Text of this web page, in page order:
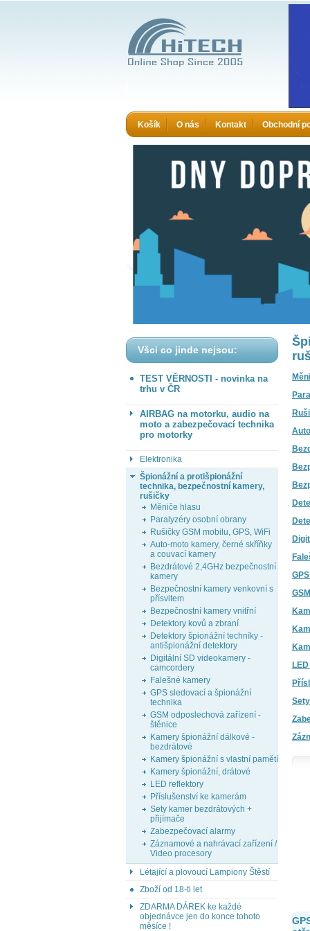
Košík O nás Kontakt Obchodní
Všci co jinde nejsou:
TEST VĚRNOSTI - novinka na
trhu v ČR
AIRBAG na motorku, audio na
moto a zabezpečovací technika
pro motorky
Elektronika
Špionážní a protišpionážní
technika, bezpečnostní kamery,
rušičky
Měniče hlasu
Paralyzéry osobní obrany
Rušičky GSM mobilu, GPS, WiFi
Auto-moto kamery, černé skříňky
a couvací kamery
Bezdrátové 2,4GHz bezpečnostní
kamery
Bezpečnostní kamery venkovní s
přísvitem
Bezpečnostní kamery vnitřní
Detektory kovů a zbraní
Detektory špionážní techníky -
antišpionážní detektory
Digitální SD videokamery -
camcordery
Falešné kamery
GPS sledovací a špionážní
technika
GSM odposlechová zařízení -
štěnice
Kamery špionážní dálkové -
bezdrátové
Kamery špionážní s vlastní pamětí
Kamery špionážní, drátové
LED reflektory
Příslušenství ke kamerám
Sety kamer bezdrátových +
přijímače
Zabezpečovací alarmy
Záznamové a nahrávací zařízení /
Video procesory
Létající a plovoucí Lampiony Štěstí
Zboží od 18-ti let
ZDARMA DÁREK ke každé
objednávce jen do konce tohoto
měsíce !